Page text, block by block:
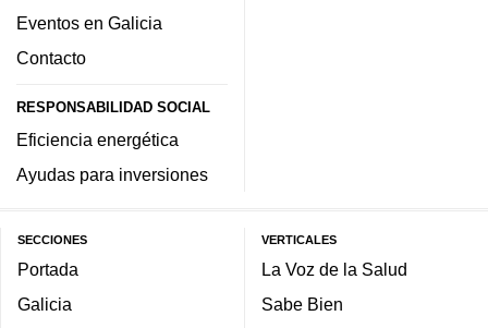
Eventos en Galicia
Contacto
RESPONSABILIDAD SOCIAL
Eficiencia energética
Ayudas para inversiones
SECCIONES
Portada
Galicia
VERTICALES
La Voz de la Salud
Sabe Bien